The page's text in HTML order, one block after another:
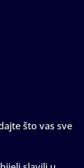
što vas sve